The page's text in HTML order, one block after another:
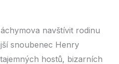
navštívit rodinu
snoubenec Henry
hostů, bizarních